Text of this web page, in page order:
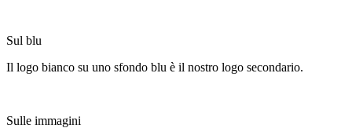
Sul blu
Il logo bianco su uno sfondo blu è il nostro logo secondario.
Sulle immagini